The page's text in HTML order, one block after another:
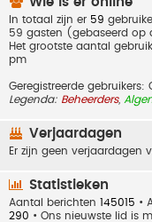
In totaal zijn er 59
59 gasten (gebaseerd op
Het grootste aantal
pm
Geregistreerde gebruikers:
Legenda: Beheerders,
Verjaardagen
Er zijn geen verjaardagen
Statistieken
Aantal berichten 145015 •
290 • Ons nieuwste lid is